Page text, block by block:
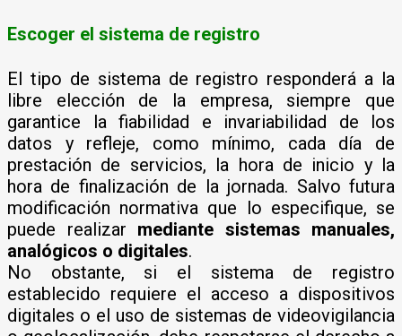
Escoger el sistema de registro
El tipo de sistema de registro responderá a la
libre elección de la empresa, siempre que
garantice la fiabilidad e invariabilidad de los
datos y refleje, como mínimo, cada día de
prestación de servicios, la hora de inicio y la
hora de finalización de la jornada. Salvo futura
modificación normativa que lo especifique, se
puede realizar mediante sistemas manuales,
analógicos o digitales.
No obstante, si el sistema de registro
establecido requiere el acceso a dispositivos
digitales o el uso de sistemas de videovigilancia